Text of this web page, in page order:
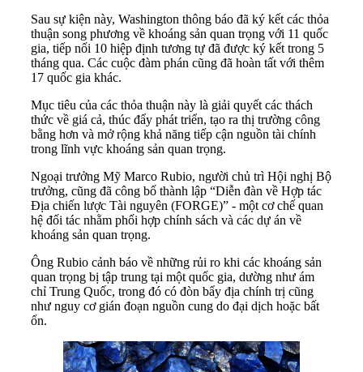
Sau sự kiện này, Washington thông báo đã ký kết các thỏa
thuận song phương về khoáng sản quan trọng với 11 quốc
gia, tiếp nối 10 hiệp định tương tự đã được ký kết trong 5
tháng qua. Các cuộc đàm phán cũng đã hoàn tất với thêm
17 quốc gia khác.
Mục tiêu của các thỏa thuận này là giải quyết các thách
thức về giá cả, thúc đẩy phát triển, tạo ra thị trường công
bằng hơn và mở rộng khả năng tiếp cận nguồn tài chính
trong lĩnh vực khoáng sản quan trọng.
Ngoại trưởng Mỹ Marco Rubio, người chủ trì Hội nghị Bộ
trưởng, cũng đã công bố thành lập “Diễn đàn về Hợp tác
Địa chiến lược Tài nguyên (FORGE)” - một cơ chế quan
hệ đối tác nhằm phối hợp chính sách và các dự án về
khoáng sản quan trọng.
Ông Rubio cảnh báo về những rủi ro khi các khoáng sản
quan trọng bị tập trung tại một quốc gia, dường như ám
chỉ Trung Quốc, trong đó có đòn bẩy địa chính trị cũng
như nguy cơ gián đoạn nguồn cung do đại dịch hoặc bất
ổn.